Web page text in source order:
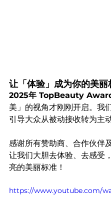
让「体验」成为你的美丽
2025年 TopBeauty
美」的视角才刚刚开启。我
引导大众从被动接收转为主
感谢所有赞助商、合作伙伴
让我们大胆去体验、去感受
亮的美丽标准！
https://www.youtube.com/